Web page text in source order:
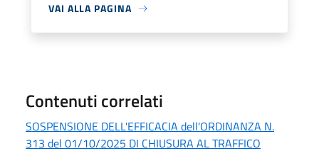
VAI ALLA PAGINA
Contenuti correlati
SOSPENSIONE DELL'EFFICACIA dell'ORDINANZA N.
313 del 01/10/2025 DI CHIUSURA AL TRAFFICO